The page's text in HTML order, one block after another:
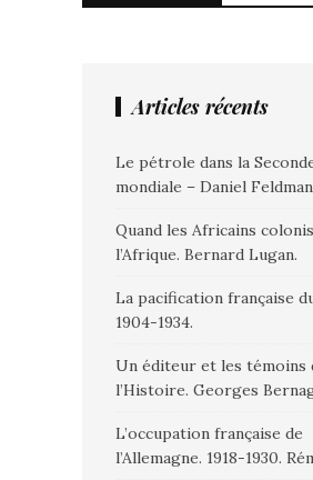
Articles récents
Le pétrole dans la
mondiale – Daniel
Quand les Africains
l’Afrique. Bernard Lugan.
La pacification française
1904-1934.
Un éditeur et les témoins
l’Histoire. Georges
L’occupation française de
l’Allemagne. 1918-1930.